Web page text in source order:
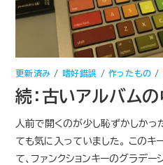
更新済み / 嗜好錯誤 / 作ったもの /
続：古いアルバム
人前で開くのが少し恥ずかしか
ても気に入っていました。 このキ
て、ファンクションキーのグラデー